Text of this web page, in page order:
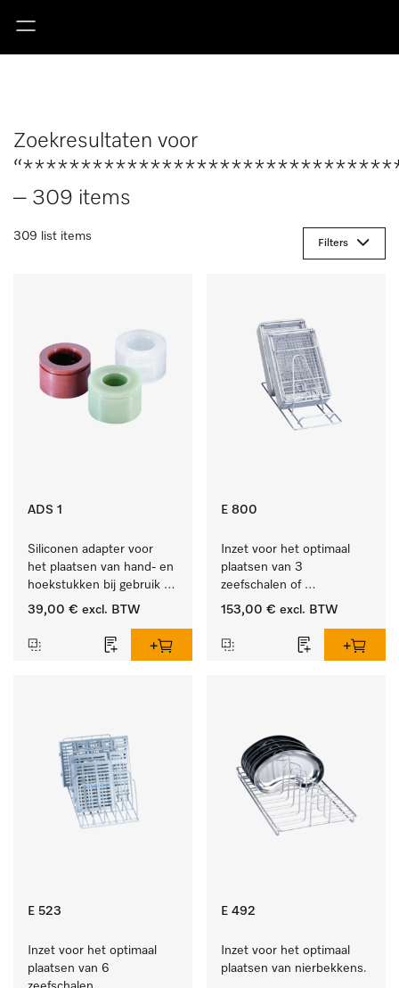
Zoekresultaten voor
– 309 items
309 list items
Filters
ADS 1
Siliconen adapter voor
het plaatsen van hand- en
hoekstukken bij gebruik
van AUF 1 of AUF 2.
39,00 € excl. BTW
E 800
Inzet voor het optimaal
plaatsen van 3
zeefschalen of
nierbekkens.
153,00 € excl. BTW
E 523
Inzet voor het optimaal
plaatsen van 6
E 492
Inzet voor het optimaal
plaatsen van nierbekkens.